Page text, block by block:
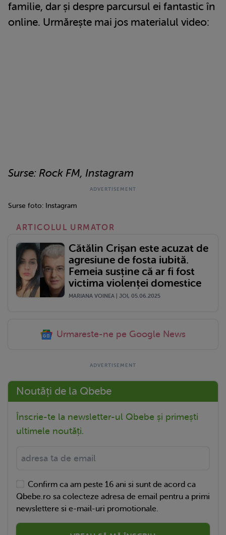
familie, dar și despre parcursul ei fantastic în
online. Urmărește mai jos materialul video:
Surse: Rock FM, Instagram
Surse foto: Instagram
ARTICOLUL URMATOR
Cătălin Crișan este acuzat de
agresiune de fosta iubită.
Femeia susține că ar fi fost
victima violenței domestice
MARIANA VOINEA | JOI, 05.06.2025
Urmareste-ne pe Google News
Noutăți de la Qbebe
Înscrie-te la newsletter-ul Qbebe și primești
ultimele noutăți.
Confirm ca am peste 16 ani si sunt de acord ca
Qbebe.ro sa colecteze adresa de email pentru a primi
newslettere si e-mail-uri promotionale.